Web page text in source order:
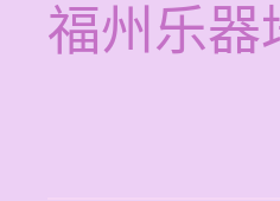
福州乐器